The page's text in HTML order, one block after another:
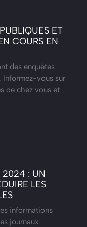
ET
COURS EN
des enquêtes
Informez-vous sur
de chez vous et
2024 : UN
LES
informations
journaux.